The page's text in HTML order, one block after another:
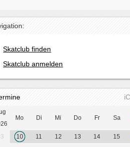
Skatclub finden
Skatclub anmelden
Mo Di Mi Do Fr Sa
10 11 12 13 14 15